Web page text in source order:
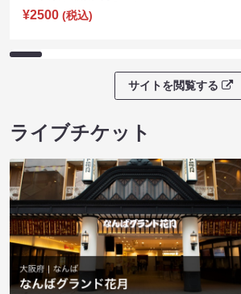
¥2500 (税込)
サイトを閲覧する
ライブチケット